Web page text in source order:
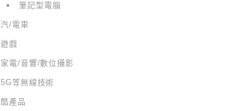
筆記型電腦
汽/電車
遊戲
家電/音響/數位攝影
5G等無線技術
酷產品